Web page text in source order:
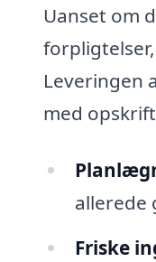
Uanset om
Leveringen
med
allerede
Friske